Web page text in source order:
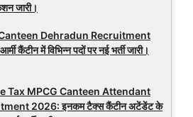
जारी।
Dehradun Recruitment
कैंटीन में विभिन्न पदों पर नई भर्ती जारी।
Tax MPCG Canteen Attendant
2026: इनकम टैक्स कैंटीन अटेंडेंट के